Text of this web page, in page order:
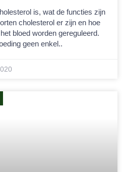
is, wat de functies zijn
cholesterol er zijn en hoe
bloed worden gereguleerd.
geen enkel..